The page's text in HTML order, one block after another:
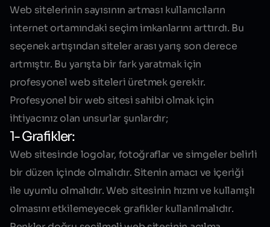
Web sitelerinin sayısının artması kullanıcıların
internet ortamındaki seçim imkanlarını arttırdı. Bu
seçenek artışından siteler arası yarış son derece
artmıştır. Bu yarışta bir fark yaratmak için
profesyonel web siteleri üretmek gerekir.
Profesyonel bir web sitesi sahibi olmak için
ihtiyacınız olan unsurlar şunlardır;
1- Grafikler:
Web sitesinde logolar, fotoğraflar ve simgeler belirli
bir düzen içinde olmalıdır. Sitenin amacı ve içeriği
ile uyumlu olmalıdır. Web sitesinin hızını ve kullanışlı
olmasını etkilemeyecek grafikler kullanılmalıdır.